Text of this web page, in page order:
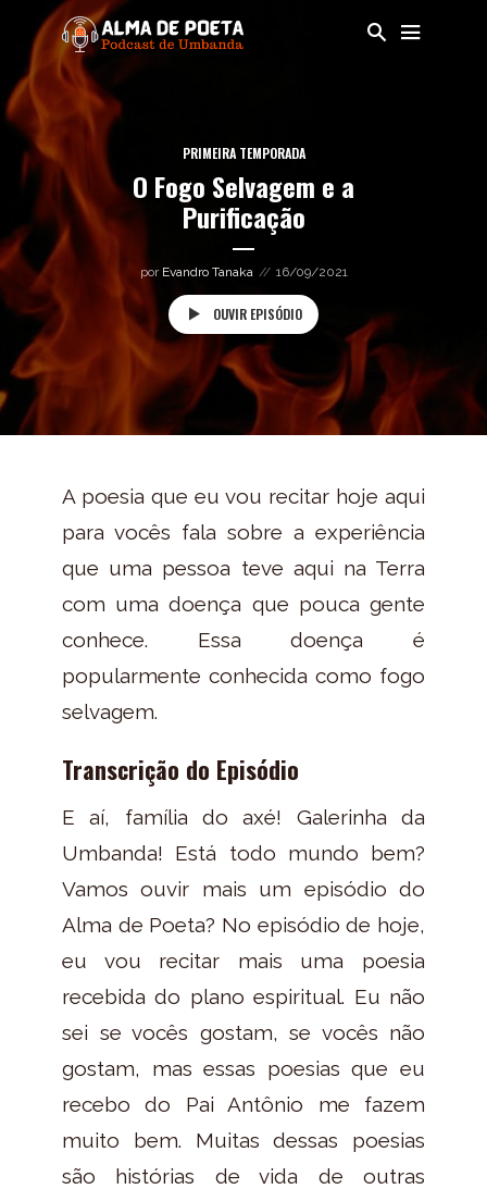
PRIMEIRA TEMPORADA
O Fogo Selvagem e a
Purificação
por Evandro Tanaka 16/09/2021
OUVIR EPISÓDIO
A poesia que eu vou recitar hoje aqui
para vocês fala sobre a experiência
que uma pessoa teve aqui na Terra
com uma doença que pouca gente
conhece. Essa doença é
popularmente conhecida como fogo
selvagem.
Transcrição do Episódio
E aí, família do axé! Galerinha da
Umbanda! Está todo mundo bem?
Vamos ouvir mais um episódio do
Alma de Poeta? No episódio de hoje,
eu vou recitar mais uma poesia
recebida do plano espiritual. Eu não
sei se vocês gostam, se vocês não
gostam, mas essas poesias que eu
recebo do Pai Antônio me fazem
muito bem. Muitas dessas poesias
são histórias de vida de outras